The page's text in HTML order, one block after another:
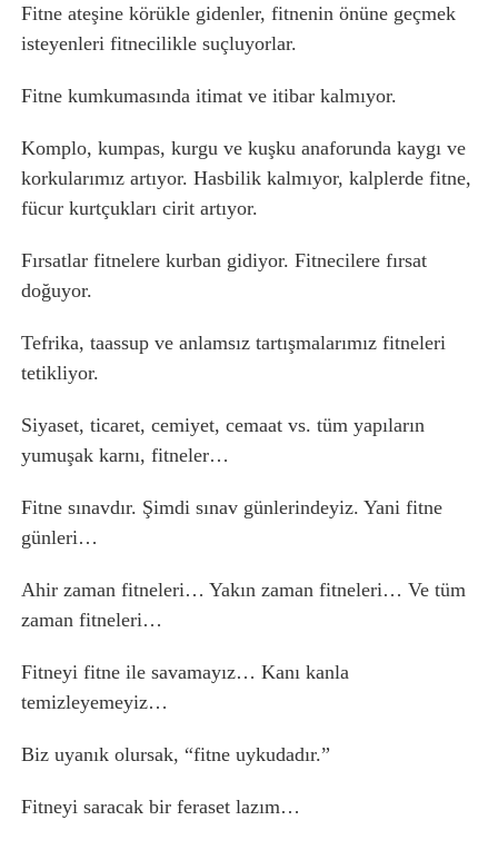
Fitne ateşine körükle gidenler, fitnenin önüne geçmek
isteyenleri fitnecilikle suçluyorlar.
Fitne kumkumasında itimat ve itibar kalmıyor.
Komplo, kumpas, kurgu ve kuşku anaforunda kaygı ve
korkularımız artıyor. Hasbilik kalmıyor, kalplerde fitne,
fücur kurtçukları cirit artıyor.
Fırsatlar fitnelere kurban gidiyor. Fitnecilere fırsat
doğuyor.
Tefrika, taassup ve anlamsız tartışmalarımız fitneleri
tetikliyor.
Siyaset, ticaret, cemiyet, cemaat vs. tüm yapıların
yumuşak karnı, fitneler…
Fitne sınavdır. Şimdi sınav günlerindeyiz. Yani fitne
günleri…
Ahir zaman fitneleri… Yakın zaman fitneleri… Ve tüm
zaman fitneleri…
Fitneyi fitne ile savamayız… Kanı kanla
temizleyemeyiz…
Biz uyanık olursak, “fitne uykudadır.”
Fitneyi saracak bir feraset lazım…